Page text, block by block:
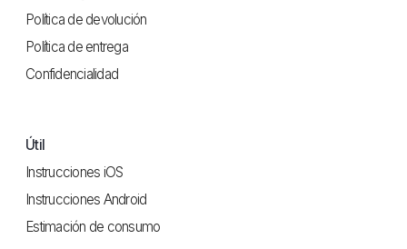
Política de devolución
Política de entrega
Confidencialidad
Útil
Instrucciones iOS
Instrucciones Android
Estimación de consumo